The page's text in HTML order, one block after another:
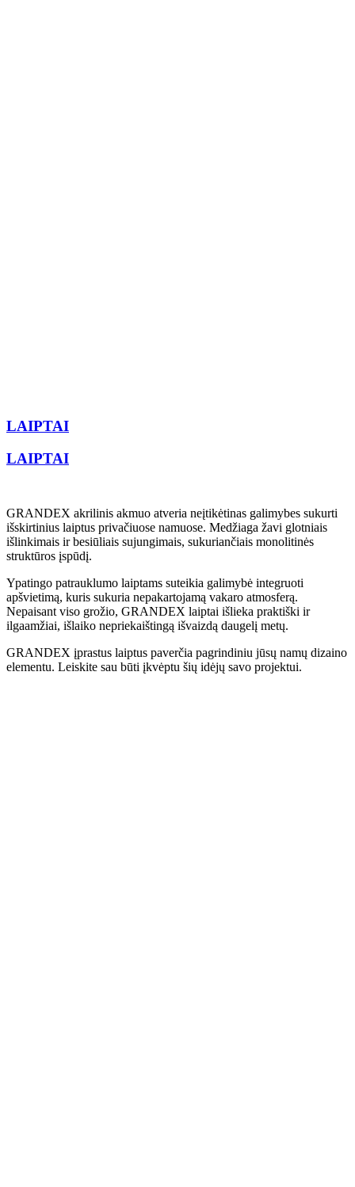
LAIPTAI
LAIPTAI
GRANDEX akrilinis akmuo atveria neįtikėtinas galimybes sukurti
išskirtinius laiptus privačiuose namuose. Medžiaga žavi glotniais
išlinkimais ir besiūliais sujungimais, sukuriančiais monolitinės
struktūros įspūdį.
Ypatingo patrauklumo laiptams suteikia galimybė integruoti
apšvietimą, kuris sukuria nepakartojamą vakaro atmosferą.
Nepaisant viso grožio, GRANDEX laiptai išlieka praktiški ir
ilgaamžiai, išlaiko nepriekaištingą išvaizdą daugelį metų.
GRANDEX įprastus laiptus paverčia pagrindiniu jūsų namų dizaino
elementu. Leiskite sau būti įkvėptu šių idėjų savo projektui.